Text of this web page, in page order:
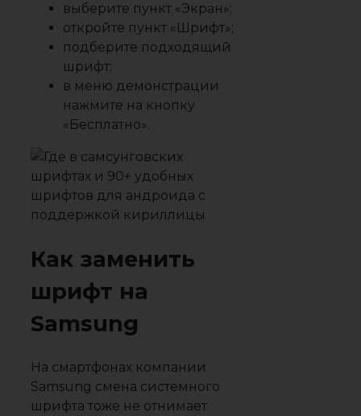
выберите пункт «Экран»;
откройте пункт «Шрифт»;
подберите подходящий
шрифт;
в меню демонстрации
нажмите на кнопку
«Бесплатно».
Как заменить
шрифт на
Samsung
На смартфонах компании
Samsung смена системного
шрифта тоже не отнимает